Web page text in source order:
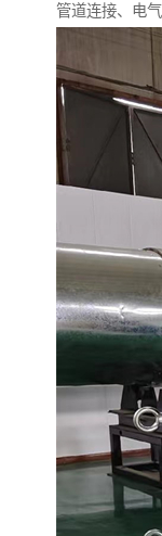
管道连接、电